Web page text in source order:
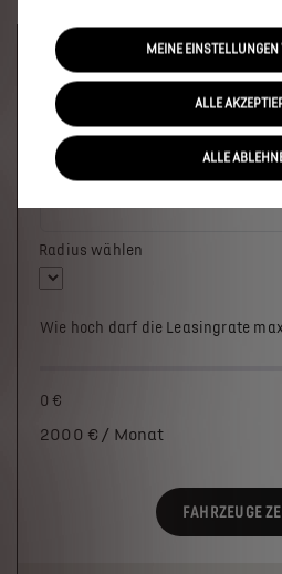
Welches Fahrzeug möchten Sie?
Wo soll das Fahrzeug stehen?
Radius wählen
Wie hoch darf die Leasingrate
0 €
2000 € / Monat
FAHRZEUGE
MEINE
ALLE
ALLE